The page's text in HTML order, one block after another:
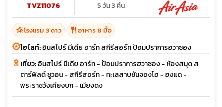
TVZ11076
5 วัน 3 คืน
hotel_classโรงแรม 3 ดาว restaurant อาหาร 8 มื้อ
ไฮไลท์:อินสไปร์ มีเดีย อาร์ท สกีรีสอร์ท ป้อมปราการฮวาซอง
เที่ยว:อินสไปร์ มีเดีย อาร์ท - ป้อมปราการฮวาซอง - ห้องสมุด ส
ตาร์ฟิลด์ ซูวอน - สกีรีสอร์ท - ทะเลสาบซันจองโฮ - ฮงแด -
พระราชวังเคียงบก - เมียงดง